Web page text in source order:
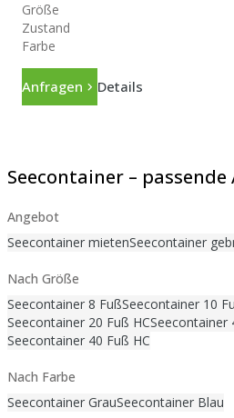
Größe
Zustand
Farbe
Anfragen Details
Seecontainer – passende
Angebot
Seecontainer mietenSeecontainer
Nach Größe
Seecontainer 8 FußSeecontainer 10
Seecontainer 20 Fuß HCSeecontainer
Seecontainer 40 Fuß HC
Nach Farbe
Seecontainer GrauSeecontainer Blau